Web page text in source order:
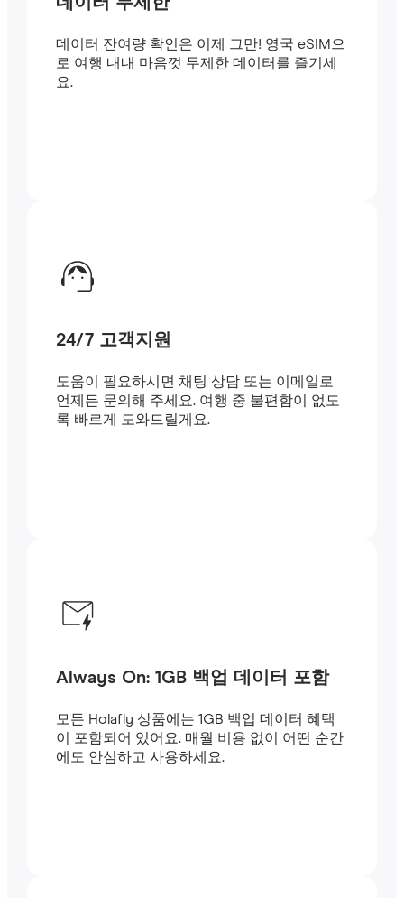
데이터 잔여량 확인은 이제 그만! 영국 eSIM으
로 여행 내내 마음껏 무제한 데이터를 즐기세
요.
24/7 고객지원
도움이 필요하시면 채팅 상담 또는 이메일로
언제든 문의해 주세요. 여행 중 불편함이 없도
록 빠르게 도와드릴게요.
Always On: 1GB 백업 데이터 포함
모든 Holafly 상품에는 1GB 백업 데이터 혜택
이 포함되어 있어요. 매월 비용 없이 어떤 순간
에도 안심하고 사용하세요.